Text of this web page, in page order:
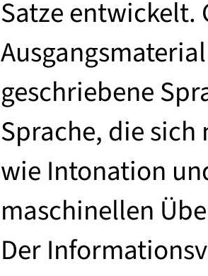
Satze entwickelt.
geschriebene
Sprache, die
wie Intonation
maschinellen
Der